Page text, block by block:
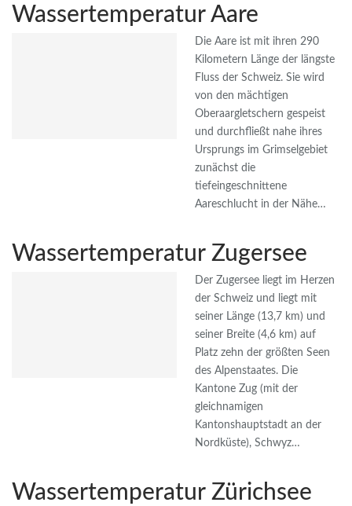
Wassertemperatur Aare
Die Aare ist mit ihren 290
Kilometern Länge der längste
Fluss der Schweiz. Sie wird
von den mächtigen
Oberaargletschern gespeist
und durchfließt nahe ihres
Ursprungs im Grimselgebiet
zunächst die
tiefeingeschnittene
Aareschlucht in der Nähe…
Wassertemperatur Zugersee
Der Zugersee liegt im Herzen
der Schweiz und liegt mit
seiner Länge (13,7 km) und
seiner Breite (4,6 km) auf
Platz zehn der größten Seen
des Alpenstaates. Die
Kantone Zug (mit der
gleichnamigen
Kantonshauptstadt an der
Nordküste), Schwyz…
Wassertemperatur Zürichsee